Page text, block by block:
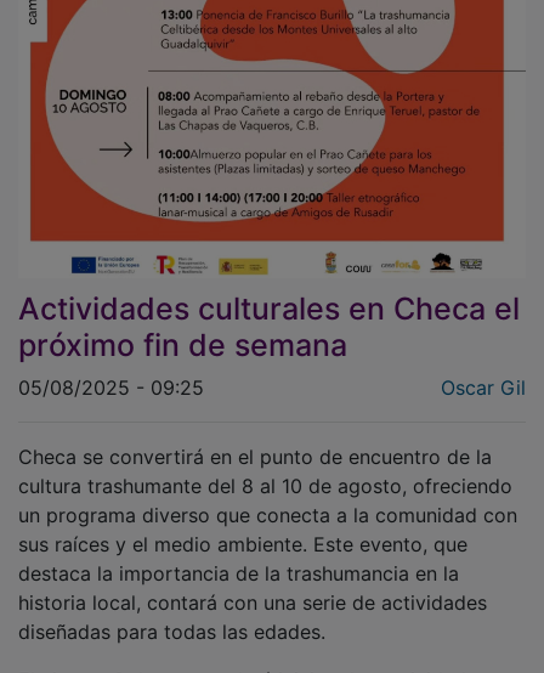
Actividades culturales en Checa el
próximo fin de semana
05/08/2025 - 09:25
cultura trashumante del 8 al 10 de agosto, ofreciendo
un programa diverso que conecta a la comunidad con
sus raíces y el medio ambiente. Este evento, que
destaca la importancia de la trashumancia en la
historia local, contará con una serie de actividades
diseñadas para todas las edades.